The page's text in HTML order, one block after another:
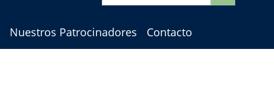
Nuestros Patrocinadores Contacto